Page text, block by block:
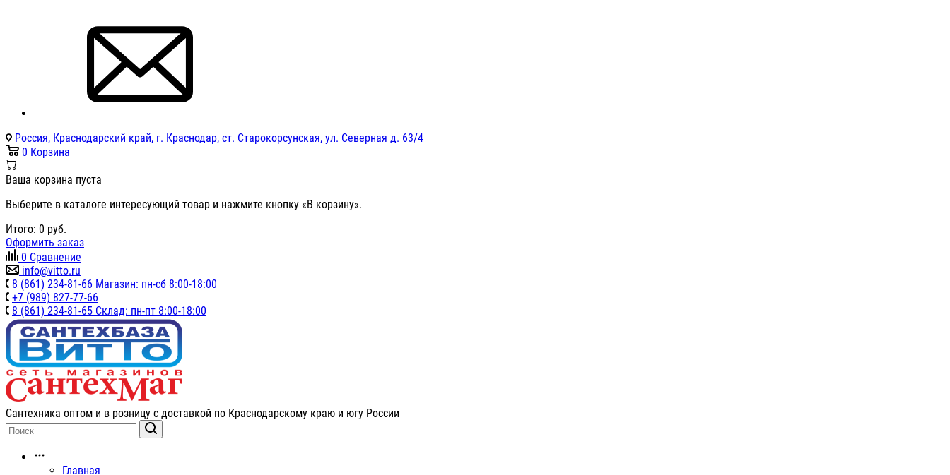
Россия, Краснодарский край, г. Краснодар, ст. Старокорсунская, ул. Северная д. 63/4
0 Корзина
Ваша корзина пуста
Выберите в каталоге интересующий товар и нажмите кнопку «В корзину».
Итого: 0 руб.
Оформить заказ
0 Сравнение
info@vitto.ru
8 (861) 234-81-66 Магазин: пн-сб 8:00-18:00
+7 (989) 827-77-66
8 (861) 234-81-65 Склад: пн-пт 8:00-18:00
Сантехника оптом и в розницу с доставкой по Краснодарскому краю и югу России
Главная